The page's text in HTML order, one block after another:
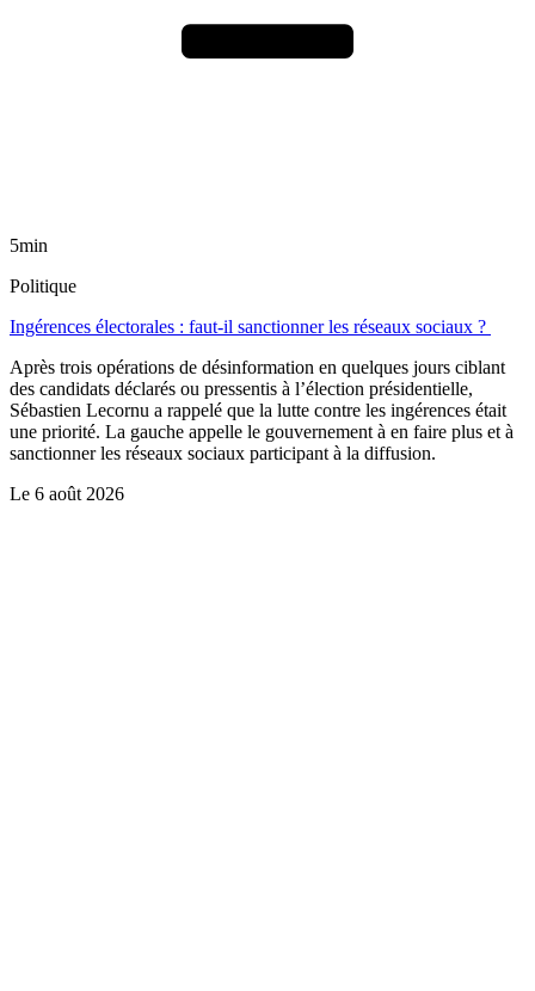
5min
Politique
Ingérences électorales : faut-il sanctionner les réseaux sociaux ?
Après trois opérations de désinformation en quelques jours ciblant
des candidats déclarés ou pressentis à l’élection présidentielle,
Sébastien Lecornu a rappelé que la lutte contre les ingérences était
une priorité. La gauche appelle le gouvernement à en faire plus et à
sanctionner les réseaux sociaux participant à la diffusion.
Le 6 août 2026